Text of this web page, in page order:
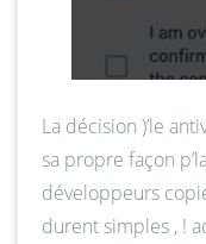
La décision )’le
sa propre façon
développeurs
durent simples , !